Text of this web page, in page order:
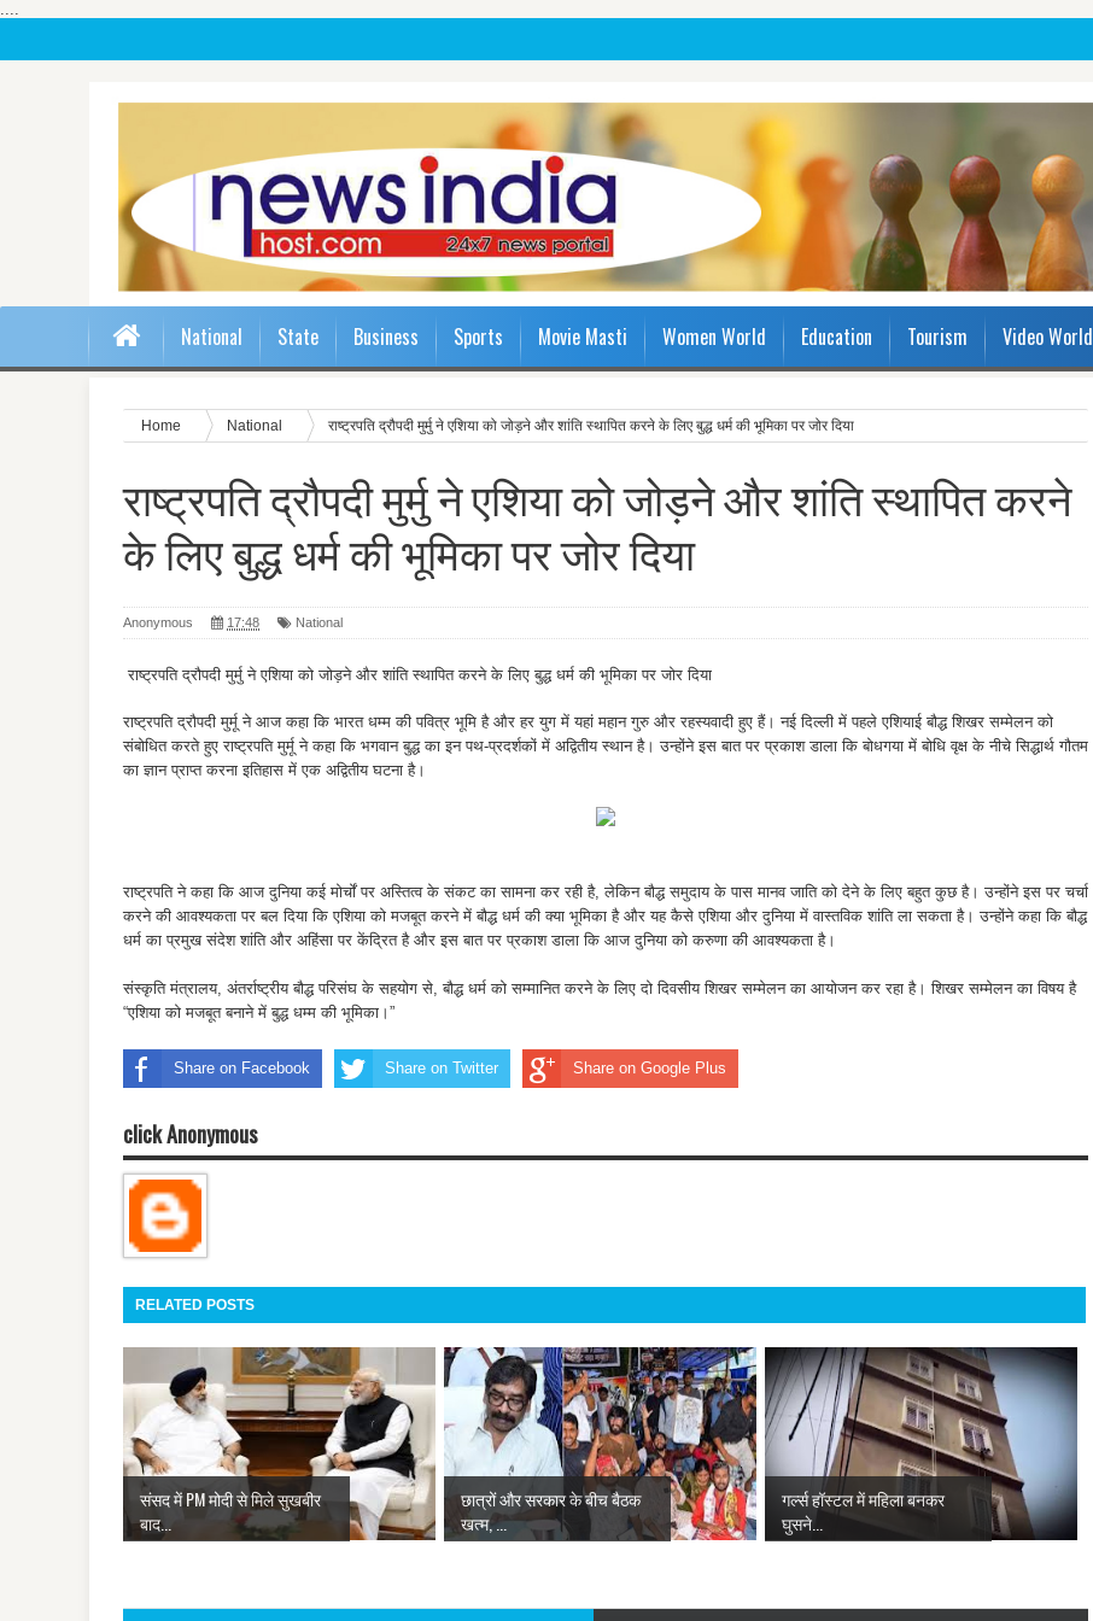
....
National State Business Sports Movie Masti Women World Education Tourism Video World
Home National राष्‍ट्रपति द्रौपदी मुर्मु ने एशिया को जोड़ने और शांति स्‍थापित करने के लिए बुद्ध धर्म की भूमिका पर जोर दिया
राष्‍ट्रपति द्रौपदी मुर्मु ने एशिया को जोड़ने और शांति स्‍थापित करने
के लिए बुद्ध धर्म की भूमिका पर जोर दिया
Anonymous 17:48 National
राष्‍ट्रपति द्रौपदी मुर्मु ने एशिया को जोड़ने और शांति स्‍थापित करने के लिए बुद्ध धर्म की भूमिका पर जोर दिया
राष्ट्रपति द्रौपदी मुर्मू ने आज कहा कि भारत धम्म की पवित्र भूमि है और हर युग में यहां महान गुरु और रहस्यवादी हुए हैं। नई दिल्ली में पहले एशियाई बौद्ध शिखर सम्मेलन को
संबोधित करते हुए राष्ट्रपति मुर्मू ने कहा कि भगवान बुद्ध का इन पथ-प्रदर्शकों में अद्वितीय स्थान है। उन्होंने इस बात पर प्रकाश डाला कि बोधगया में बोधि वृक्ष के नीचे सिद्धार्थ गौतम
का ज्ञान प्राप्त करना इतिहास में एक अद्वितीय घटना है।
राष्ट्रपति ने कहा कि आज दुनिया कई मोर्चों पर अस्तित्व के संकट का सामना कर रही है, लेकिन बौद्ध समुदाय के पास मानव जाति को देने के लिए बहुत कुछ है। उन्होंने इस पर चर्चा
करने की आवश्यकता पर बल दिया कि एशिया को मजबूत करने में बौद्ध धर्म की क्‍या भूमिका है और यह कैसे एशिया और दुनिया में वास्तविक शांति ला सकता है। उन्होंने कहा कि बौद्ध
धर्म का प्रमुख संदेश शांति और अहिंसा पर केंद्रित है और इस बात पर प्रकाश डाला कि आज दुनिया को करुणा की आवश्यकता है।
संस्कृति मंत्रालय, अंतर्राष्ट्रीय बौद्ध परिसंघ के सहयोग से, बौद्ध धर्म को सम्मानित करने के लिए दो दिवसीय शिखर सम्मेलन का आयोजन कर रहा है। शिखर सम्मेलन का विषय है
“एशिया को मजबूत बनाने में बुद्ध धम्म की भूमिका।”
Share on Facebook Share on Twitter Share on Google Plus
click Anonymous
RELATED POSTS
संसद में PM मोदी से मिले सुखबीर
बाद...
छात्रों और सरकार के बीच बैठक
खत्म, ...
गर्ल्स हॉस्टल में महिला बनकर
घुसने...